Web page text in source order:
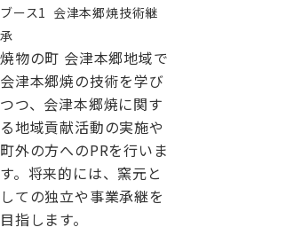
ブース1 会津本郷焼技術継
承
焼物の町 会津本郷地域で
会津本郷焼の技術を学び
つつ、会津本郷焼に関す
る地域貢献活動の実施や
町外の方へのPRを行いま
す。将来的には、窯元と
しての独立や事業承継を
目指します。